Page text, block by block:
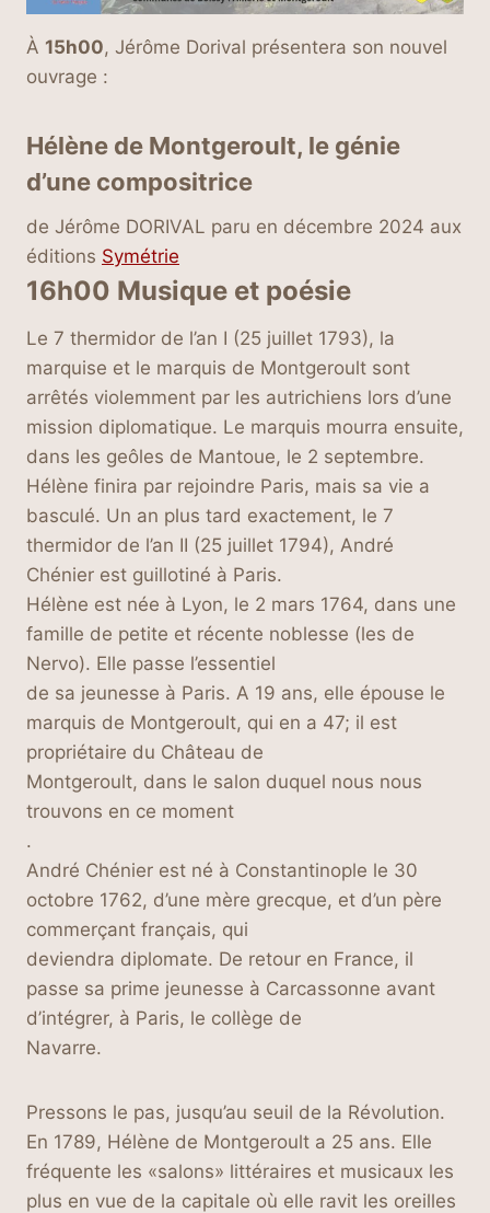
À 15h00, Jérôme Dorival présentera son nouvel
ouvrage :
Hélène de Montgeroult, le génie
d’une compositrice
de Jérôme DORIVAL paru en décembre 2024 aux
éditions Symétrie
16h00 Musique et poésie
Le 7 thermidor de l’an I (25 juillet 1793), la
marquise et le marquis de Montgeroult sont
arrêtés violemment par les autrichiens lors d’une
mission diplomatique. Le marquis mourra ensuite,
dans les geôles de Mantoue, le 2 septembre.
Hélène finira par rejoindre Paris, mais sa vie a
basculé. Un an plus tard exactement, le 7
thermidor de l’an II (25 juillet 1794), André
Chénier est guillotiné à Paris.
Hélène est née à Lyon, le 2 mars 1764, dans une
famille de petite et récente noblesse (les de
Nervo). Elle passe l’essentiel
de sa jeunesse à Paris. A 19 ans, elle épouse le
marquis de Montgeroult, qui en a 47; il est
propriétaire du Château de
Montgeroult, dans le salon duquel nous nous
trouvons en ce moment
.
André Chénier est né à Constantinople le 30
octobre 1762, d’une mère grecque, et d’un père
commerçant français, qui
deviendra diplomate. De retour en France, il
passe sa prime jeunesse à Carcassonne avant
d’intégrer, à Paris, le collège de
Navarre.
Pressons le pas, jusqu’au seuil de la Révolution.
En 1789, Hélène de Montgeroult a 25 ans. Elle
fréquente les «salons» littéraires et musicaux les
plus en vue de la capitale où elle ravit les oreilles